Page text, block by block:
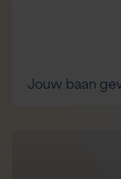
Jouw baan